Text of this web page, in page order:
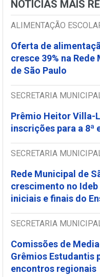
NOTÍCIAS MAIS
ALIMENTAÇÃO
Oferta de
cresce 39% na
de São Paulo
SECRETARIA
Prêmio Heitor Villa-
inscrições para a 8ª
SECRETARIA
Rede Municipal de
crescimento no Ideb
iniciais e finais do
SECRETARIA
Comissões de
Grêmios Estudantis
encontros regionais